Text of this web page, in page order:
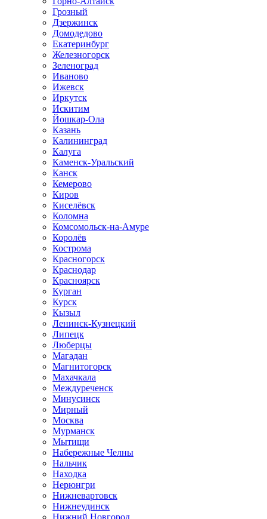
Грозный
Дзержинск
Домодедово
Екатеринбург
Железногорск
Зеленоград
Иваново
Ижевск
Иркутск
Искитим
Йошкар-Ола
Казань
Калининград
Калуга
Каменск-Уральский
Канск
Кемерово
Киров
Киселёвск
Коломна
Комсомольск-на-Амуре
Королёв
Кострома
Красногорск
Краснодар
Красноярск
Курган
Курск
Кызыл
Ленинск-Кузнецкий
Липецк
Люберцы
Магадан
Магнитогорск
Махачкала
Междуреченск
Минусинск
Мирный
Москва
Мурманск
Мытищи
Набережные Челны
Нальчик
Находка
Нерюнгри
Нижневартовск
Нижнеудинск
Нижний Новгород